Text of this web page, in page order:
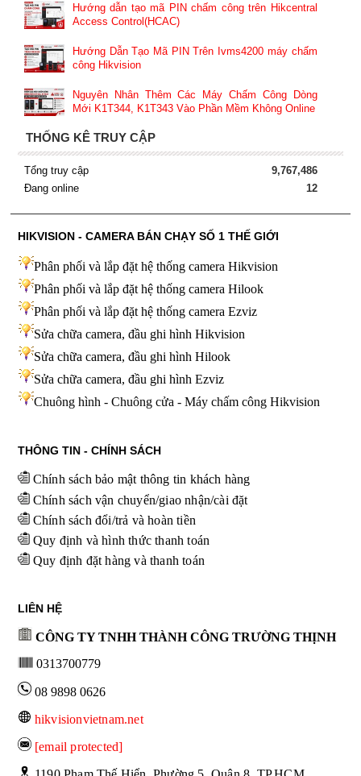
Hướng dẫn tạo mã PIN chấm công trên Hikcentral
Access Control(HCAC)
Hướng Dẫn Tạo Mã PIN Trên Ivms4200 máy chấm
công Hikvision
Nguyên Nhân Thêm Các Máy Chấm Công Dòng
Mới K1T344, K1T343 Vào Phần Mềm Không Online
THỐNG KÊ TRUY CẬP
Tổng truy cập
9,767,486
Đang online
12
HIKVISION - CAMERA BÁN CHẠY SỐ 1 THẾ GIỚI
Phân phối và lắp đặt hệ thống camera Hikvision
Phân phối và lắp đặt hệ thống camera Hilook
Phân phối và lắp đặt hệ thống camera Ezviz
Sửa chữa camera, đầu ghi hình Hikvision
Sửa chữa camera, đầu ghi hình Hilook
Sửa chữa camera, đầu ghi hình Ezviz
Chuông hình - Chuông cửa - Máy chấm công Hikvision
THÔNG TIN - CHÍNH SÁCH
Chính sách bảo mật thông tin khách hàng
Chính sách vận chuyển/giao nhận/cài đặt
Chính sách đổi/trả và hoàn tiền
Quy định và hình thức thanh toán
Quy định đặt hàng và thanh toán
LIÊN HỆ
CÔNG TY TNHH THÀNH CÔNG TRƯỜNG THỊNH
0313700779
08 9898 0626
hikvisionvietnam.net
[email protected]